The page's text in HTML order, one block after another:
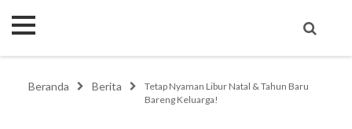
Beranda Berita
Tetap Nyaman Libur Natal & Tahun Baru
Bareng Keluarga!